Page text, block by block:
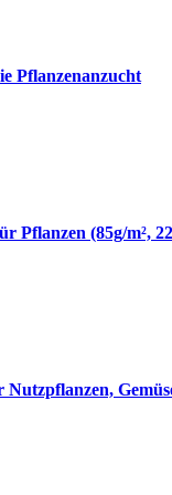
Pflanzenanzucht
Pflanzen (85g/m²,